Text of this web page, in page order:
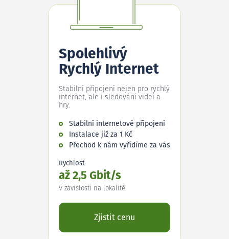
Spolehlivý
Rychlý Internet
Stabilní připojení nejen pro rychlý
internet, ale i sledování videí a
hry.
Stabilní internetové připojení
Instalace již za 1 Kč
Přechod k nám vyřídíme za vás
Rychlost
až 2,5 Gbit/s
V závislosti na lokalitě.
Zjistit cenu